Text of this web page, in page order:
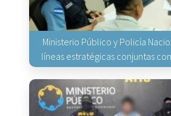
Ministerio Público y Policía
líneas estratégicas conjuntas